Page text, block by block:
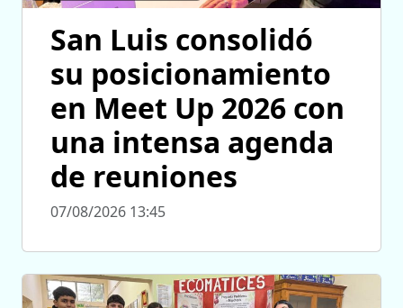
San Luis consolidó
su posicionamiento
en Meet Up 2026 con
una intensa agenda
de reuniones
07/08/2026 13:45